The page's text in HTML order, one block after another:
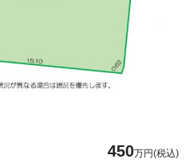
450万円(税込)